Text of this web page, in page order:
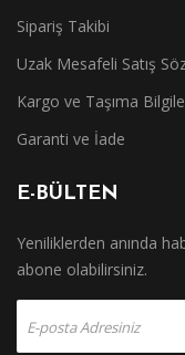
Sipariş Takibi
Uzak Mesafeli Satış
Kargo ve Taşıma
Garanti ve İade
E-BÜLTEN
Yeniliklerden anında
abone olabilirsiniz.